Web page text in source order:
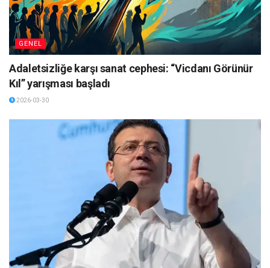
GENEL
Adaletsizliğe karşı sanat cephesi: “Vicdanı Görünür
Kıl” yarışması başladı
2026-03-30